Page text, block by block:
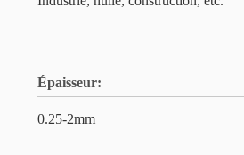
Épaisseur:
0.25-2mm